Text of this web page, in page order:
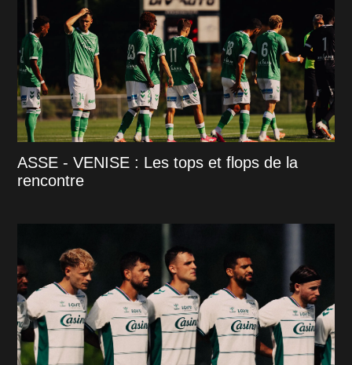
ASSE - VENISE : Les tops et flops de la
rencontre